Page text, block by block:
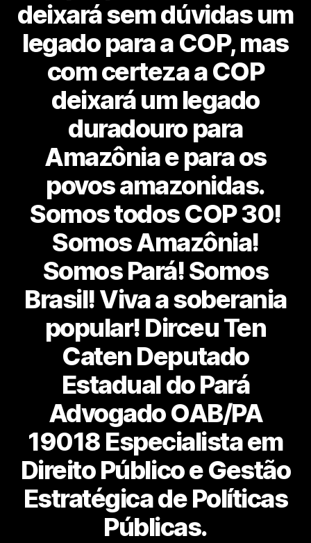
deixará sem dúvidas um
legado para a COP, mas
com certeza a COP
deixará um legado
duradouro para
Amazônia e para os
povos amazonidas.
Somos todos COP 30!
Somos Amazônia!
Somos Pará! Somos
Brasil! Viva a soberania
popular! Dirceu Ten
Caten Deputado
Estadual do Pará
Advogado OAB/PA
19018 Especialista em
Direito Público e Gestão
Estratégica de Políticas
Públicas.